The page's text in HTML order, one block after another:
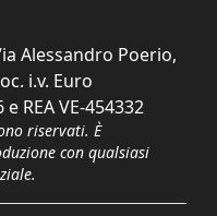
Alessandro Poerio,
i.v. Euro
REA VE-454332
riservati. È
con qualsiasi